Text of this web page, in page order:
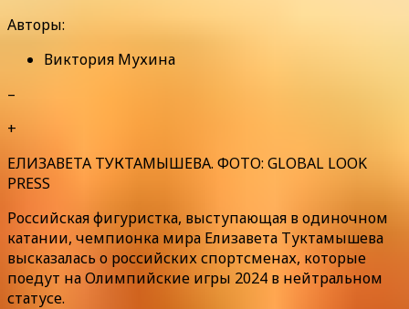
Авторы:
Виктория Мухина
–
+
ЕЛИЗАВЕТА ТУКТАМЫШЕВА. ФОТО: GLOBAL LOOK
PRESS
Российская фигуристка, выступающая в одиночном
катании, чемпионка мира Елизавета Туктамышева
высказалась о российских спортсменах, которые
поедут на Олимпийские игры 2024 в нейтральном
статусе.